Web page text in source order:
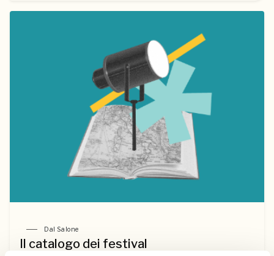
Dal Salone
Il catalogo dei festival